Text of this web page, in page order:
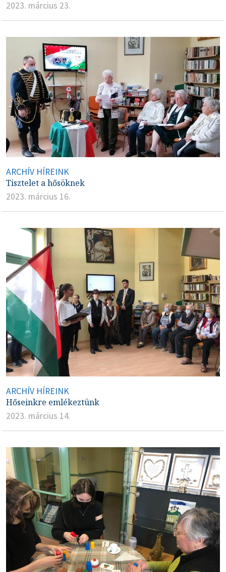
2023. március 23.
ARCHÍV HÍREINK
Tisztelet a hősöknek
2023. március 16.
ARCHÍV HÍREINK
Hőseinkre emlékeztünk
2023. március 14.